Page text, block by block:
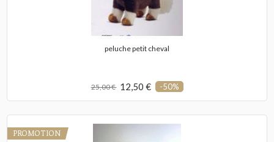
peluche petit cheval
25,00 € 12,50 € -50%
PROMOTION